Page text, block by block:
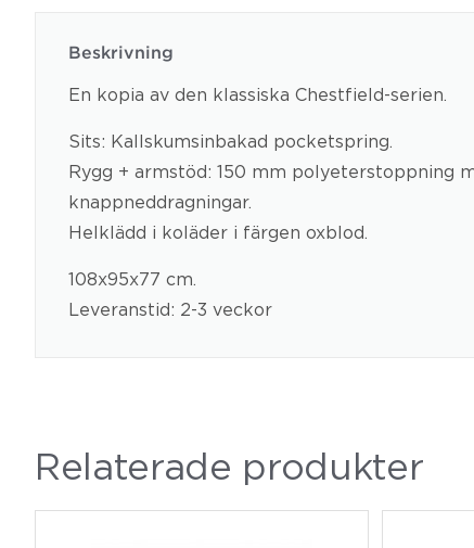
Beskrivning
En kopia av den klassiska Chestfield-serien.
Sits: Kallskumsinbakad pocketspring.
Rygg + armstöd: 150 mm polyeterstoppning
knappneddragningar.
Helklädd i koläder i färgen oxblod.
108x95x77 cm.
Leveranstid: 2-3 veckor
Relaterade produkter